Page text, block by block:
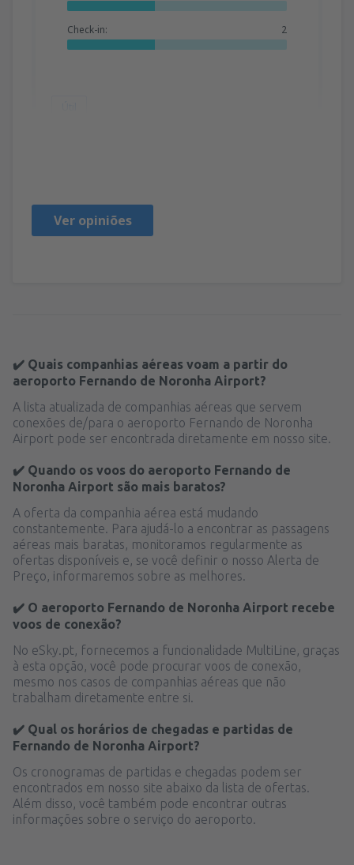
Check-in: 2
Ver opiniões
✔️ Quais companhias aéreas voam a partir do
aeroporto Fernando de Noronha Airport?
A lista atualizada de companhias aéreas que servem
conexões de/para o aeroporto Fernando de Noronha
Airport pode ser encontrada diretamente em nosso site.
✔️ Quando os voos do aeroporto Fernando de
Noronha Airport são mais baratos?
A oferta da companhia aérea está mudando
constantemente. Para ajudá-lo a encontrar as passagens
aéreas mais baratas, monitoramos regularmente as
ofertas disponíveis e, se você definir o nosso Alerta de
Preço, informaremos sobre as melhores.
✔️ O aeroporto Fernando de Noronha Airport recebe
voos de conexão?
No eSky.pt, fornecemos a funcionalidade MultiLine, graças
à esta opção, você pode procurar voos de conexão,
mesmo nos casos de companhias aéreas que não
trabalham diretamente entre si.
✔️ Qual os horários de chegadas e partidas de
Fernando de Noronha Airport?
Os cronogramas de partidas e chegadas podem ser
encontrados em nosso site abaixo da lista de ofertas.
Além disso, você também pode encontrar outras
informações sobre o serviço do aeroporto.